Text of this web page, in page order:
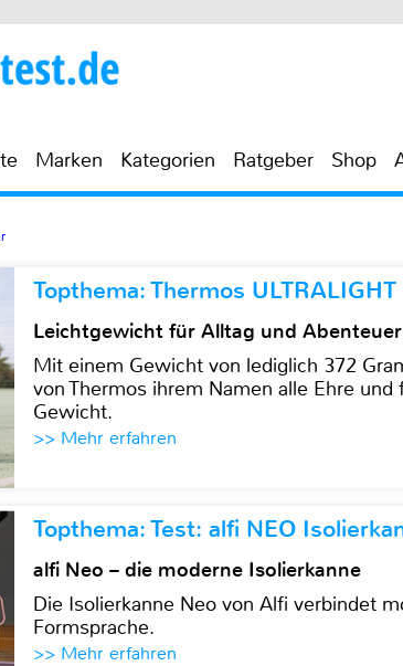
Marken Kategorien Ratgeber Shop
Topthema: Thermos
Leichtgewicht für Alltag und Abenteuer
Mit einem Gewicht von lediglich 372
von Thermos ihrem Namen alle Ehre
Gewicht.
>> Mehr erfahren
Topthema: Test: alfi NEO
alfi Neo – die moderne Isolierkanne
Die Isolierkanne Neo von Alfi verbindet
Formsprache.
>> Mehr erfahren